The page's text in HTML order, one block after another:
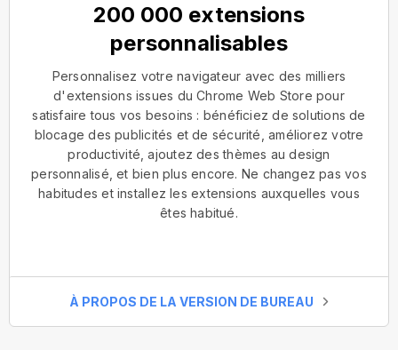
200 000 extensions
personnalisables
Personnalisez votre navigateur avec des milliers
d'extensions issues du Chrome Web Store pour
satisfaire tous vos besoins : bénéficiez de solutions de
blocage des publicités et de sécurité, améliorez votre
productivité, ajoutez des thèmes au design
personnalisé, et bien plus encore. Ne changez pas vos
habitudes et installez les extensions auxquelles vous
êtes habitué.
À PROPOS DE LA VERSION DE BUREAU